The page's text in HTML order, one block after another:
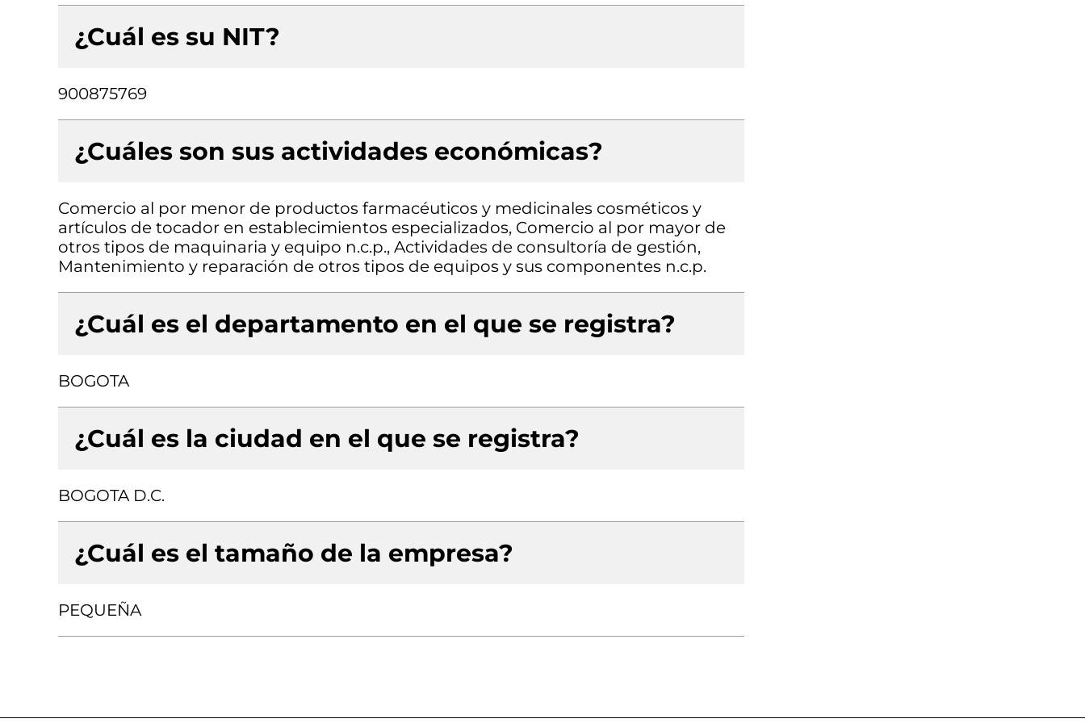
¿Cuál es su NIT?
900875769
¿Cuáles son sus actividades económicas?
Comercio al por menor de productos farmacéuticos y medicinales cosméticos y
artículos de tocador en establecimientos especializados, Comercio al por mayor de
otros tipos de maquinaria y equipo n.c.p., Actividades de consultoría de gestión,
Mantenimiento y reparación de otros tipos de equipos y sus componentes n.c.p.
¿Cuál es el departamento en el que se registra?
BOGOTA
¿Cuál es la ciudad en el que se registra?
BOGOTA D.C.
¿Cuál es el tamaño de la empresa?
PEQUEÑA